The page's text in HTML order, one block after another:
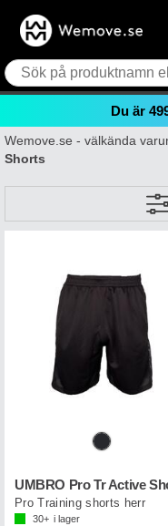
Du är
Wemove.se - välkända
Shorts
UMBRO Pro Tr Active
Pro Training shorts herr
30+ i lager